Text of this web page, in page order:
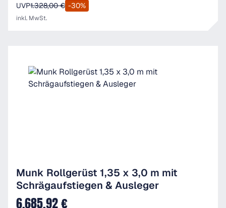
UVP1.328,00 € -30%
inkl. MwSt.
Munk Rollgerüst 1,35 x 3,0 m mit
Schrägaufstiegen & Ausleger
Verkaufspreis:
6.685,92 €